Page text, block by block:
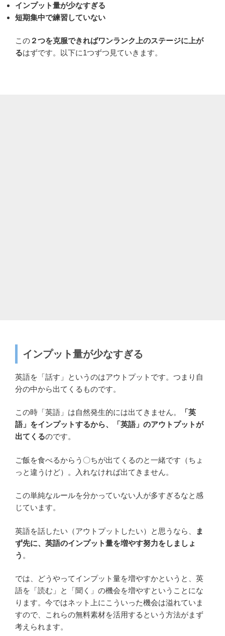
インプット量が少なすぎる
短期集中で練習していない
この ２つを克服できればワンランク上のステージに上が
るはずです。以下に1つずつ見ていきます。
インプット量が少なすぎる
英語を「話す」というのはアウトプットです。つまり自
分の中から出てくるものです。
この時「英語」は自然発生的には出てきません。
「英
語」をインプットするから、「英語」のアウトプットが
出てくるのです。
ご飯を食べるからう〇ちが出てくるのと一緒です（ちょ
っと違うけど）。入れなければ出てきません。
この単純なルールを分かっていない人が多すぎるなと感
じています。
英語を話したい（アウトプットしたい）と思うなら、
ま
ず先に、英語のインプット量を増やす努力をしましょ
う 。
では、どうやってインプット量を増やすかというと、英
語を「読む」と「聞く」の機会を増やすということにな
ります。今ではネット上にこういった機会は溢れていま
すので、これらの無料素材を活用するという方法がまず
考えられます。